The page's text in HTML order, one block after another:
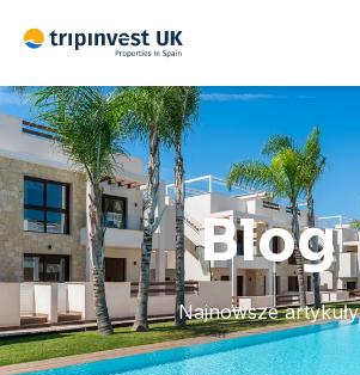
Blog
Najnowsze artykuły